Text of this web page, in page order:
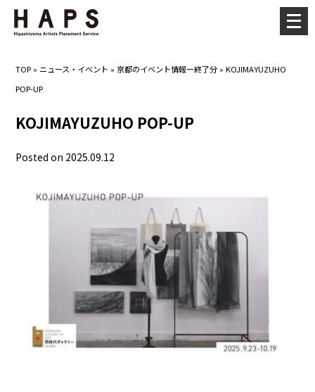
TOP » ニュース・イベント »京都のイベント情報ー終了分 »KOJIMAYUZUHO
POP-UP
KOJIMAYUZUHO POP-UP
Posted on 2025.09.12
メ
ニ
ー